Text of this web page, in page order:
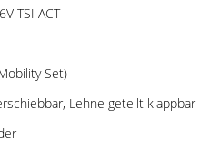
TSI ACT
Set)
Lehne geteilt klappbar